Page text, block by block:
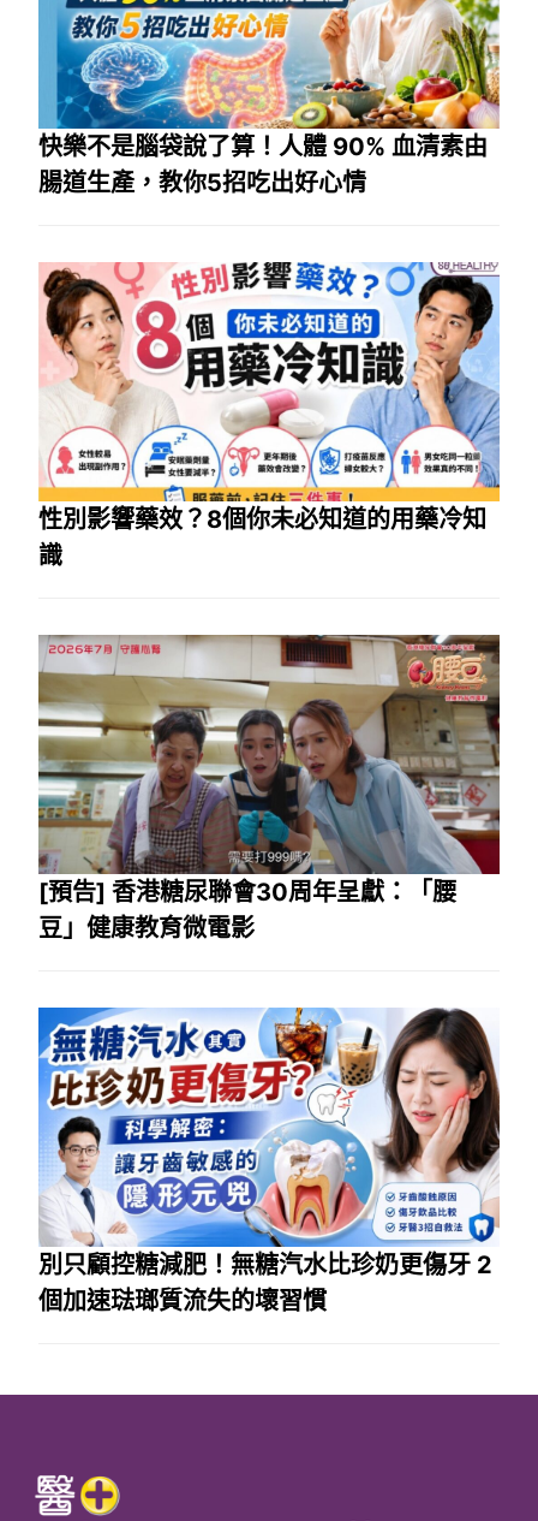
快樂不是腦袋說了算！人體 90% 血清素由
腸道生產，教你5招吃出好心情
性別影響藥效？8個你未必知道的用藥冷知
識
[預告] 香港糖尿聯會30周年呈獻：「腰
豆」健康教育微電影
別只顧控糖減肥！無糖汽水比珍奶更傷牙 2
個加速琺瑯質流失的壞習慣